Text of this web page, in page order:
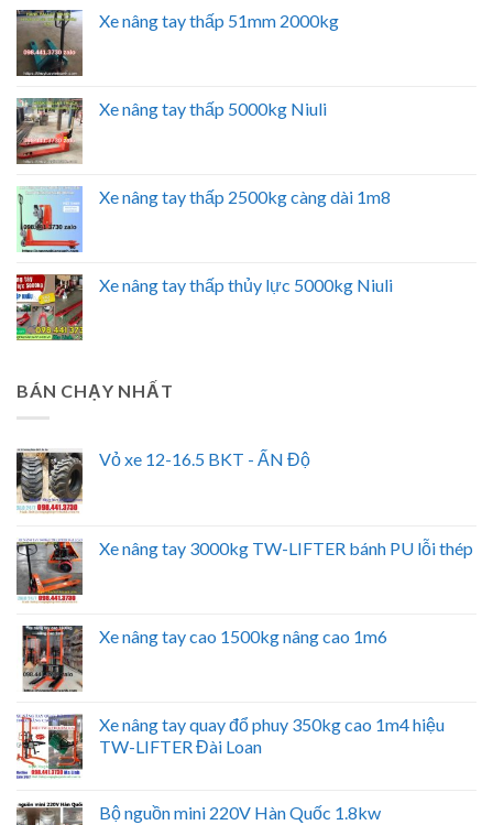
Xe nâng tay thấp 51mm 2000kg
Xe nâng tay thấp 5000kg Niuli
Xe nâng tay thấp 2500kg càng dài 1m8
Xe nâng tay thấp thủy lực 5000kg Niuli
BÁN CHẠY NHẤT
Vỏ xe 12-16.5 BKT - ẤN Độ
Xe nâng tay 3000kg TW-LIFTER bánh PU lỗi thép
Xe nâng tay cao 1500kg nâng cao 1m6
Xe nâng tay quay đổ phuy 350kg cao 1m4 hiệu
TW-LIFTER Đài Loan
Bộ nguồn mini 220V Hàn Quốc 1.8kw